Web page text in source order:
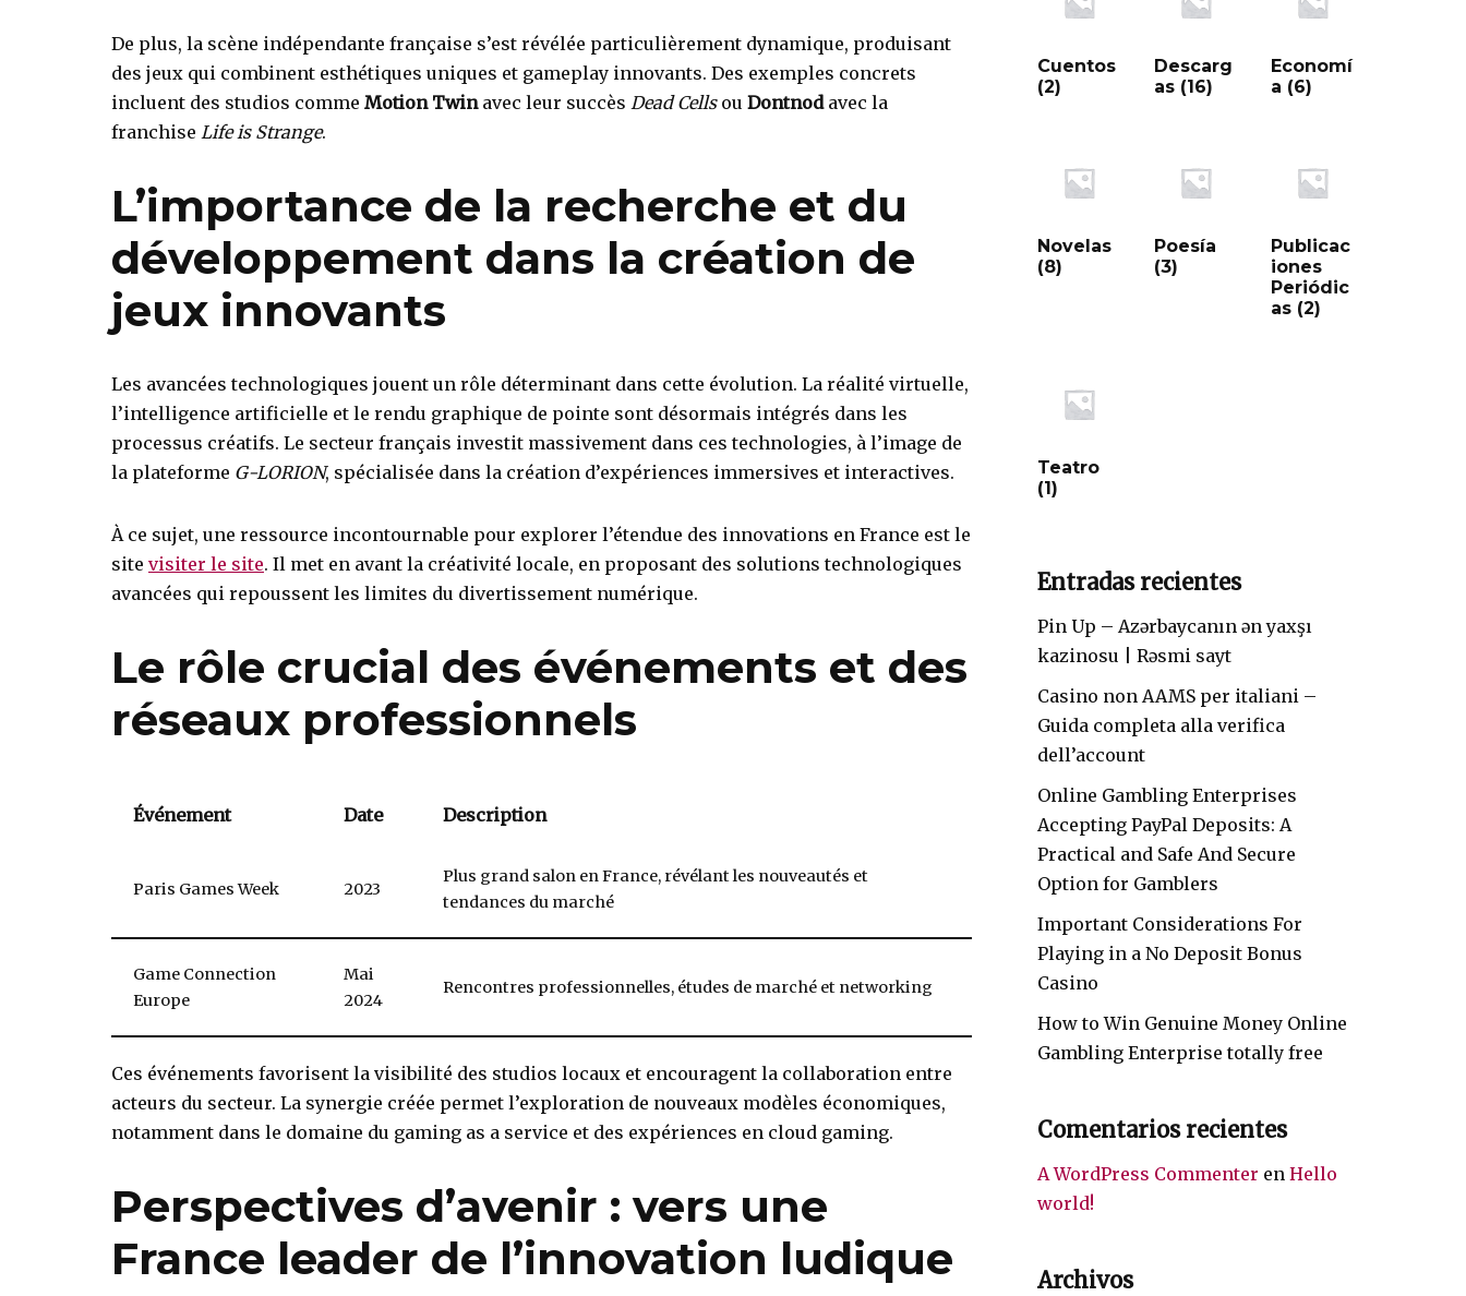
De plus, la scène indépendante française s’est révélée particulièrement dynamique, produisant
des jeux qui combinent esthétiques uniques et gameplay innovants. Des exemples concrets
incluent des studios comme Motion Twinavec leur succès Dead Cellsou Dontnodavec la
franchise Life is Strange.
L’importance de la recherche et du
développement dans la création de
jeux innovants
Les avancées technologiques jouent un rôle déterminant dans cette évolution. La réalité virtuelle,
l’intelligence artificielle et le rendu graphique de pointe sont désormais intégrés dans les
processus créatifs. Le secteur français investit massivement dans ces technologies, à l’image de
la plateforme G-LORION, spécialisée dans la création d’expériences immersives et interactives.
À ce sujet, une ressource incontournable pour explorer l’étendue des innovations en France est le
site visiter le site. Il met en avant la créativité locale, en proposant des solutions technologiques
avancées qui repoussent les limites du divertissement numérique.
Le rôle crucial des événements et des
réseaux professionnels
Événement Date Description
Paris Games Week 2023
Plus grand salon en France, révélant les nouveautés et
tendances du marché
Game Connection
Europe
Mai
2024
Rencontres professionnelles, études de marché et networking
Ces événements favorisent la visibilité des studios locaux et encouragent la collaboration entre
acteurs du secteur. La synergie créée permet l’exploration de nouveaux modèles économiques,
notamment dans le domaine du gaming as a service et des expériences en cloud gaming.
Perspectives d’avenir : vers une
France leader de l’innovation ludique
Cuentos
(2)
Descarg
as (16)
Economí
a (6)
Novelas
(8)
Poesía
(3)
Publicac
iones
Periódic
as (2)
Teatro
(1)
Entradas recientes
Pin Up – Azərbaycanın ən yaxşı
kazinosu | Rəsmi sayt
Casino non AAMS per italiani –
Guida completa alla verifica
dell’account
Online Gambling Enterprises
Accepting PayPal Deposits: A
Practical and Safe And Secure
Option for Gamblers
Important Considerations For
Playing in a No Deposit Bonus
Casino
How to Win Genuine Money Online
Gambling Enterprise totally free
Comentarios recientes
A WordPress Commenter en Hello
world!
Archivos